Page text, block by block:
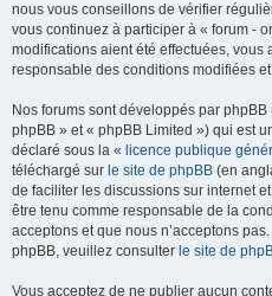
nous vous conseillons de vérifier
vous continuez à participer à « forum -
modifications aient été effectuées, vous
responsable des conditions modifiées
Nos forums sont développés par
phpBB » et « phpBB Limited ») qui est
déclaré sous la « licence publique
téléchargé sur le site de phpBB (en
de faciliter les discussions sur internet
être tenu comme responsable de la
acceptons et que nous n’acceptons
phpBB, veuillez consulter le site de
Vous acceptez de ne publier aucun